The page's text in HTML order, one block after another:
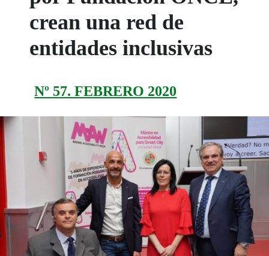
crean una red de
entidades inclusivas
Nº 57. FEBRERO 2020